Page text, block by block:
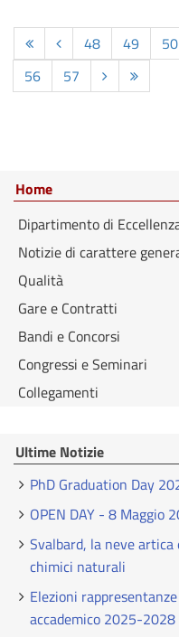
48 49 50
56
57
Home
Dipartimento di
Notizie di carattere
Qualità
Gare e Contratti
Bandi e Concorsi
Congressi e Seminari
Collegamenti
Ultime Notizie
PhD Graduation Day
OPEN DAY - 8 Maggio
Svalbard, la neve
chimici naturali
Elezioni
accademico 2025-2028